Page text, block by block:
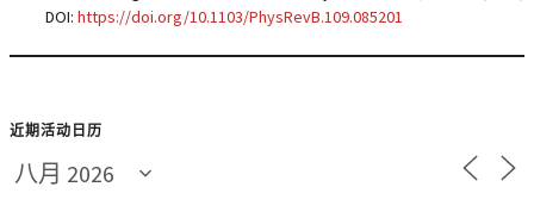
DOI: https://doi.org/10.1103/PhysRevB.109.085201
近期活动日历